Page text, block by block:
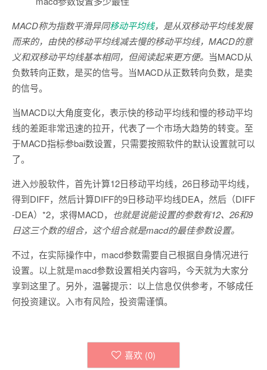
MACD称为指数平滑异同移动平均线，是从双移动平均线发展
而来的，由快的移动平均线减去慢的移动平均线，MACD的意
义和双移动平均线基本相同，但阅读起来更方便。 当MACD从
负数转向正数，是买的信号。当MACD从正数转向负数，是卖
的信号。
当MACD以大角度变化，表示快的移动平均线和慢的移动平均
线的差距非常迅速的拉开，代表了一个市场大趋势的转变。至
于MACD指标参bai数设置，只需要按照软件的默认设置就可以
了。
进入炒股软件，首先计算12日移动平均线，26日移动平均线，
得到DIFF，然后计算DIFF的9日移动平均线DEA，然后（DIFF
-DEA）*2，求得MACD， 也就是说能设置的参数有12、26和9
日这三个数的组合，这个组合就是macd的最佳参数设置。
不过，在实际操作中，macd参数需要自己根据自身情况进行
设置。以上就是macd参数设置相关内容吗，今天就为大家分
享到这里了。另外，温馨提示：以上信息仅供参考，不够成任
何投资建议。入市有风险，投资需谨慎。
喜欢 (0)